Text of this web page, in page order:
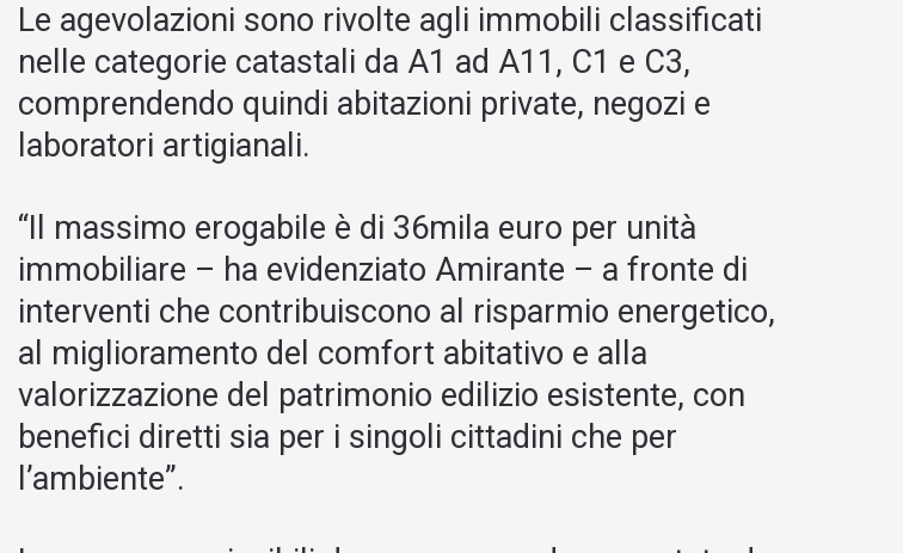
Le agevolazioni sono rivolte agli immobili classificati
nelle categorie catastali da A1 ad A11, C1 e C3,
comprendendo quindi abitazioni private, negozi e
laboratori artigianali.
“Il massimo erogabile è di 36mila euro per unità
immobiliare – ha evidenziato Amirante – a fronte di
interventi che contribuiscono al risparmio energetico,
al miglioramento del comfort abitativo e alla
valorizzazione del patrimonio edilizio esistente, con
benefici diretti sia per i singoli cittadini che per
l’ambiente”.